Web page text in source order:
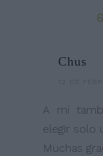
Chus
A mí
elegir solo
Muchas